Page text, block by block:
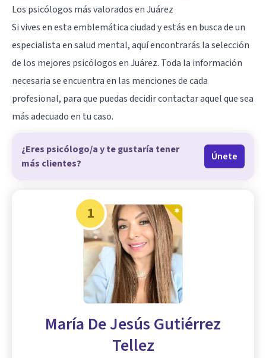
Los psicólogos más valorados en Juárez
Si vives en esta emblemática ciudad y estás en busca de un
especialista en salud mental, aquí encontrarás la selección
de los mejores psicólogos en Juárez. Toda la información
necesaria se encuentra en las menciones de cada
profesional, para que puedas decidir contactar aquel que sea
más adecuado en tu caso.
¿Eres psicólogo/a y te gustaría tener
más clientes?
Únete
1
María De Jesús Gutiérrez
Tellez